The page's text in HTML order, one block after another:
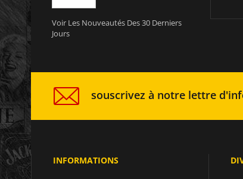
Voir Les Nouveautés Des 30 Derniers
Jours
souscrivez à notre lettre
INFORMATIONS